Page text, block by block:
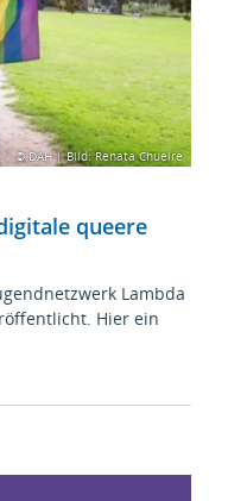
© DAH | Bild: Renata Chueire
queere
Lambda
Hier ein